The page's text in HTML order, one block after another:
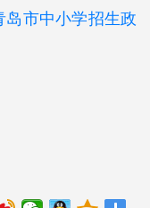
岛市中小学招生政